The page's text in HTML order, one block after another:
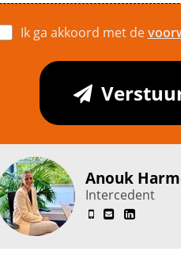
Anouk
Intercedent
Ik ga akkoord met de